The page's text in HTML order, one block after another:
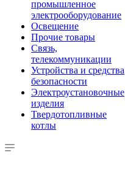
промышленное
электрооборудование
Освещение
Прочие товары
Связь,
телекоммуникации
Устройства и средства
безопасности
Электроустановочные
изделия
Твердотопливные
котлы